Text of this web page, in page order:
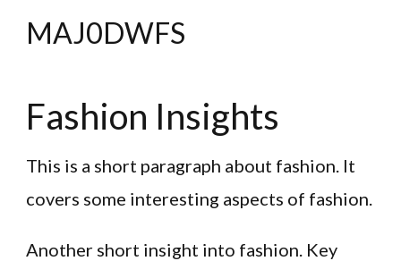
MAJ0DWFS
Fashion Insights
This is a short paragraph about fashion. It
covers some interesting aspects of fashion.
Another short insight into fashion. Key